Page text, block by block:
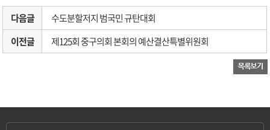
다음글
수도분할저지 범국민 규탄대회
이전글
제125회 중구의회 본회의 예산결산특별위원회